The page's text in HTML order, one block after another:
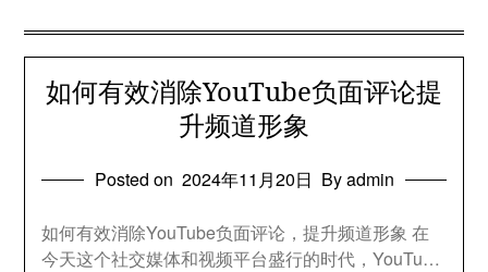
如何有效消除YouTube负面评论提
升频道形象
Posted on 2024年11月20日 By admin
如何有效消除YouTube负面评论，提升频道形象 在
今天这个社交媒体和视频平台盛行的时代，YouTu…